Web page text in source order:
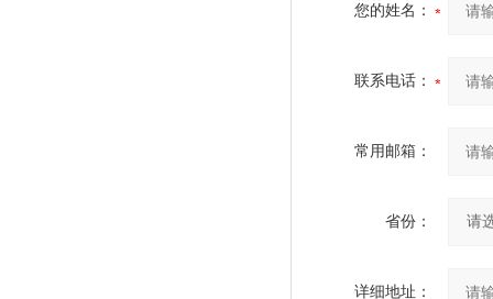
您的姓名：
联系电话：
常用邮箱：
省份：
详细地址：